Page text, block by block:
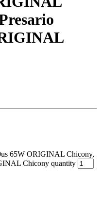
65W ORIGINAL Chicony,
Chicony quantity